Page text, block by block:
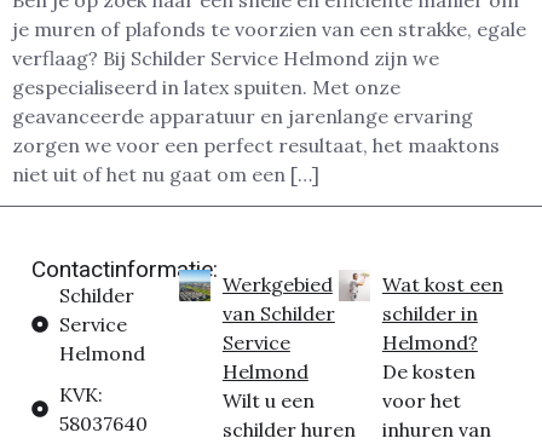
je muren of plafonds te voorzien van een strakke, egale
verflaag? Bij Schilder Service Helmond zijn we
gespecialiseerd in latex spuiten. Met onze
geavanceerde apparatuur en jarenlange ervaring
zorgen we voor een perfect resultaat, het maaktons
niet uit of het nu gaat om een […]
Contactinformatie:
Schilder
Service
Helmond
KVK:
58037640
Werkgebied
van Schilder
Service
Helmond
Wilt u een
schilder huren
Wat kost een
schilder in
Helmond?
De kosten
voor het
inhuren van